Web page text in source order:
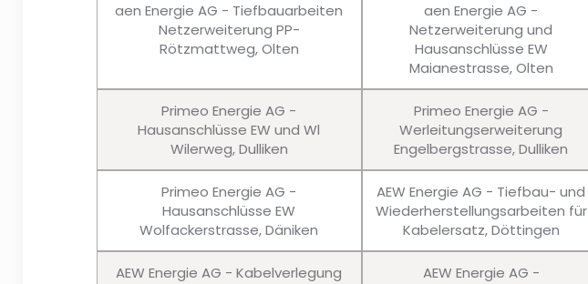
aen Energie AG - Tiefbauarbeiten
Netzerweiterung PP-
Rötzmattweg, Olten
aen Energie AG -
Netzerweiterung und
Hausanschlüsse EW
Maianestrasse, Olten
Primeo Energie AG -
Hausanschlüsse EW und Wl
Wilerweg, Dulliken
Primeo Energie AG -
Werleitungserweiterung
Engelbergstrasse, Dulliken
Primeo Energie AG -
Hausanschlüsse EW
Wolfackerstrasse, Däniken
AEW Energie AG - Tiefbau- und
Wiederherstellungsarbeiten für
Kabelersatz, Döttingen
AEW Energie AG - Kabelverlegung
AEW Energie AG -